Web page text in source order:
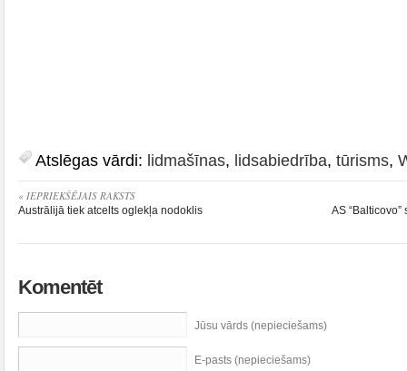
Atslēgas vārdi: lidmašīnas, lidsabiedrība, tūrisms,
« IEPRIEKŠĒJAIS RAKSTS
Austrālijā tiek atcelts oglekļa nodoklis AS
Komentēt
Jūsu vārds (nepieciešams)
E-pasts (nepieciešams)